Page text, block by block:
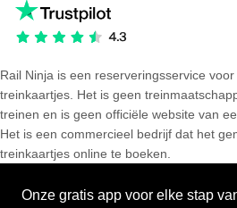
Rail Ninja is een reserveringsservice
treinkaartjes. Het is geen
treinen en is geen officiële website van
Het is een commercieel bedrijf dat het
treinkaartjes online te boeken.
Onze gratis app voor elke stap